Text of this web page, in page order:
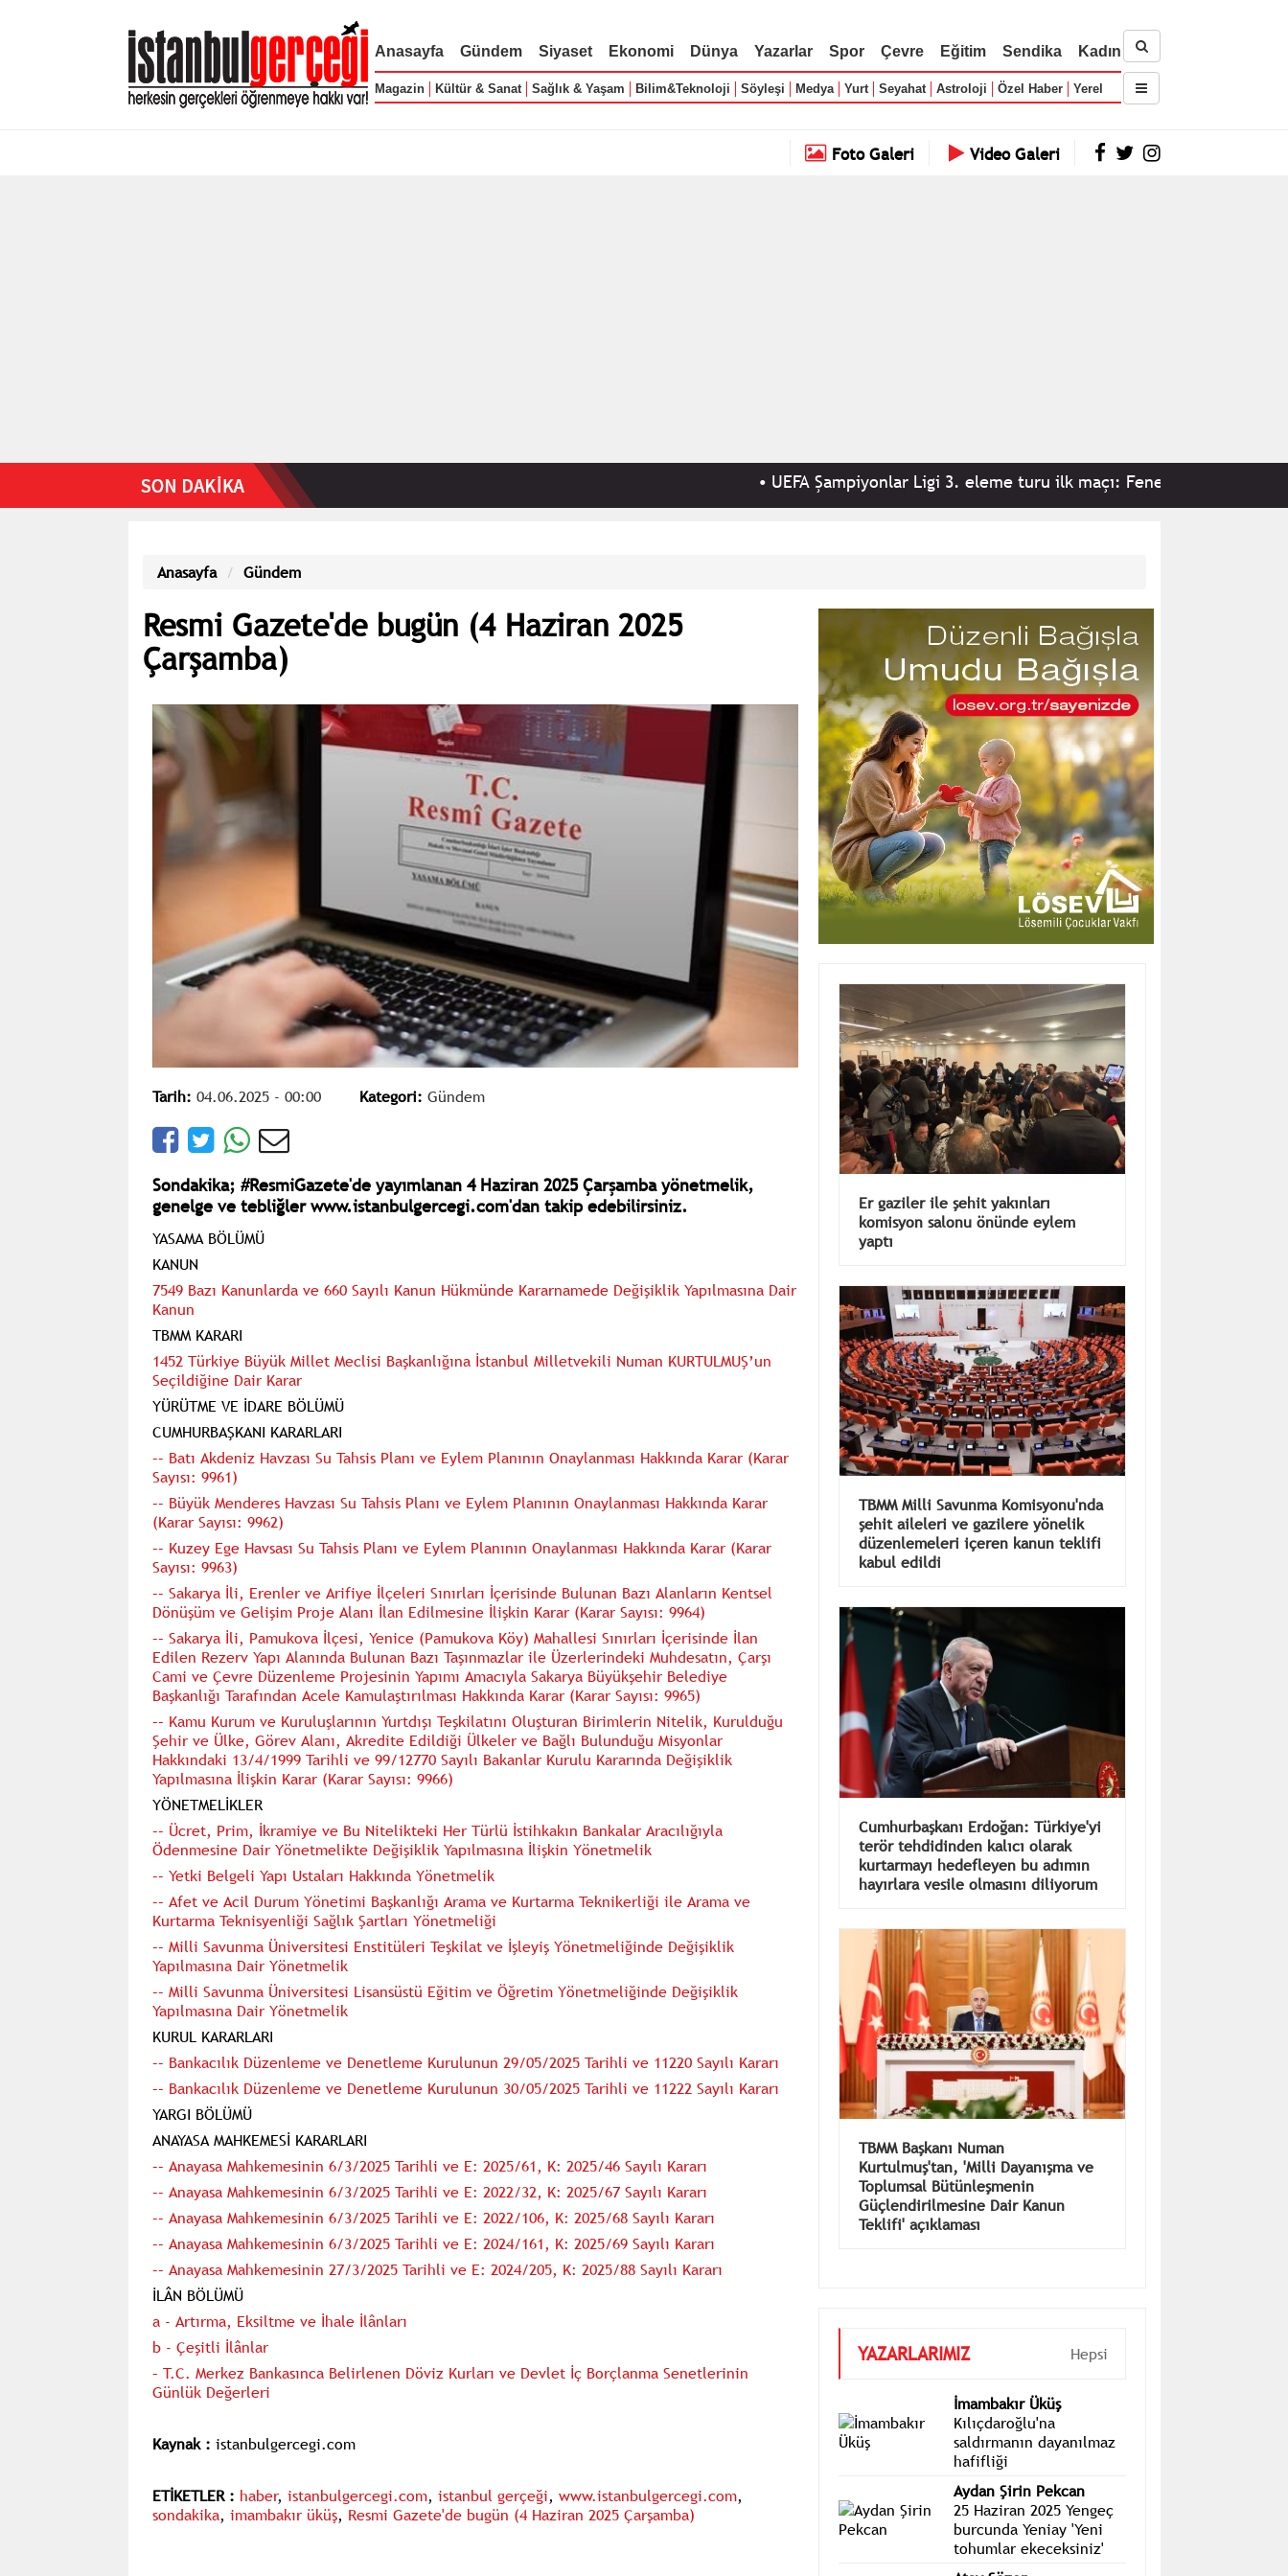
Anasayfa Gündem Siyaset Ekonomi Dünya Yazarlar Spor Çevre Eğitim Sendika Kadın
Magazin Kültür & Sanat Sağlık & Yaşam Bilim&Teknoloji Söyleşi Medya Yurt Seyahat Astroloji Özel Haber Yerel
Foto Galeri Video Galeri
UEFA Şampiyonlar Ligi 3. eleme turu ilk maçı: Fenerbahçe 2-0 Sturm Graz
Anasayfa Gündem
Resmi Gazete'de bugün (4 Haziran 2025
Çarşamba)
Tarih: 04.06.2025 - 00:00 Kategori: Gündem
Sondakika; #ResmiGazete'de yayımlanan 4 Haziran 2025 Çarşamba yönetmelik,
genelge ve tebliğler www.istanbulgercegi.com'dan takip edebilirsiniz.
YASAMA BÖLÜMÜ
KANUN
7549 Bazı Kanunlarda ve 660 Sayılı Kanun Hükmünde Kararnamede Değişiklik Yapılmasına Dair
Kanun
TBMM KARARI
1452 Türkiye Büyük Millet Meclisi Başkanlığına İstanbul Milletvekili Numan KURTULMUŞ’un
Seçildiğine Dair Karar
YÜRÜTME VE İDARE BÖLÜMÜ
CUMHURBAŞKANI KARARLARI
–– Batı Akdeniz Havzası Su Tahsis Planı ve Eylem Planının Onaylanması Hakkında Karar (Karar
Sayısı: 9961)
–– Büyük Menderes Havzası Su Tahsis Planı ve Eylem Planının Onaylanması Hakkında Karar
(Karar Sayısı: 9962)
–– Kuzey Ege Havsası Su Tahsis Planı ve Eylem Planının Onaylanması Hakkında Karar (Karar
Sayısı: 9963)
–– Sakarya İli, Erenler ve Arifiye İlçeleri Sınırları İçerisinde Bulunan Bazı Alanların Kentsel
Dönüşüm ve Gelişim Proje Alanı İlan Edilmesine İlişkin Karar (Karar Sayısı: 9964)
–– Sakarya İli, Pamukova İlçesi, Yenice (Pamukova Köy) Mahallesi Sınırları İçerisinde İlan
Edilen Rezerv Yapı Alanında Bulunan Bazı Taşınmazlar ile Üzerlerindeki Muhdesatın, Çarşı
Cami ve Çevre Düzenleme Projesinin Yapımı Amacıyla Sakarya Büyükşehir Belediye
Başkanlığı Tarafından Acele Kamulaştırılması Hakkında Karar (Karar Sayısı: 9965)
–– Kamu Kurum ve Kuruluşlarının Yurtdışı Teşkilatını Oluşturan Birimlerin Nitelik, Kurulduğu
Şehir ve Ülke, Görev Alanı, Akredite Edildiği Ülkeler ve Bağlı Bulunduğu Misyonlar
Hakkındaki 13/4/1999 Tarihli ve 99/12770 Sayılı Bakanlar Kurulu Kararında Değişiklik
Yapılmasına İlişkin Karar (Karar Sayısı: 9966)
YÖNETMELİKLER
–– Ücret, Prim, İkramiye ve Bu Nitelikteki Her Türlü İstihkakın Bankalar Aracılığıyla
Ödenmesine Dair Yönetmelikte Değişiklik Yapılmasına İlişkin Yönetmelik
–– Yetki Belgeli Yapı Ustaları Hakkında Yönetmelik
–– Afet ve Acil Durum Yönetimi Başkanlığı Arama ve Kurtarma Teknikerliği ile Arama ve
Kurtarma Teknisyenliği Sağlık Şartları Yönetmeliği
–– Milli Savunma Üniversitesi Enstitüleri Teşkilat ve İşleyiş Yönetmeliğinde Değişiklik
Yapılmasına Dair Yönetmelik
–– Milli Savunma Üniversitesi Lisansüstü Eğitim ve Öğretim Yönetmeliğinde Değişiklik
Yapılmasına Dair Yönetmelik
KURUL KARARLARI
–– Bankacılık Düzenleme ve Denetleme Kurulunun 29/05/2025 Tarihli ve 11220 Sayılı Kararı
–– Bankacılık Düzenleme ve Denetleme Kurulunun 30/05/2025 Tarihli ve 11222 Sayılı Kararı
YARGI BÖLÜMÜ
ANAYASA MAHKEMESİ KARARLARI
–– Anayasa Mahkemesinin 6/3/2025 Tarihli ve E: 2025/61, K: 2025/46 Sayılı Kararı
–– Anayasa Mahkemesinin 6/3/2025 Tarihli ve E: 2022/32, K: 2025/67 Sayılı Kararı
–– Anayasa Mahkemesinin 6/3/2025 Tarihli ve E: 2022/106, K: 2025/68 Sayılı Kararı
–– Anayasa Mahkemesinin 6/3/2025 Tarihli ve E: 2024/161, K: 2025/69 Sayılı Kararı
–– Anayasa Mahkemesinin 27/3/2025 Tarihli ve E: 2024/205, K: 2025/88 Sayılı Kararı
İLÂN BÖLÜMÜ
a - Artırma, Eksiltme ve İhale İlânları
b - Çeşitli İlânlar
– T.C. Merkez Bankasınca Belirlenen Döviz Kurları ve Devlet İç Borçlanma Senetlerinin
Günlük Değerleri
Kaynak : istanbulgercegi.com
ETİKETLER : haber, istanbulgercegi.com, istanbul gerçeği, www.istanbulgercegi.com,
sondakika, imambakır üküş, Resmi Gazete'de bugün (4 Haziran 2025 Çarşamba)
Er gaziler ile şehit yakınları
komisyon salonu önünde eylem
TBMM Milli Savunma Komisyonu'nda
şehit aileleri ve gazilere yönelik
düzenlemeleri içeren kanun teklifi
Cumhurbaşkanı Erdoğan: Türkiye'yi
terör tehdidinden kalıcı olarak
kurtarmayı hedefleyen bu adımın
TBMM Başkanı Numan
Kurtulmuş'tan, 'Milli Dayanışma ve
Toplumsal Bütünleşmenin
Güçlendirilmesine Dair Kanun
İmambakır Üküş
Kılıçdaroğlu'na
saldırmanın dayanılmaz
hafifliği
Aydan Şirin Pekcan
25 Haziran 2025 Yengeç
burcunda Yeniay 'Yeni